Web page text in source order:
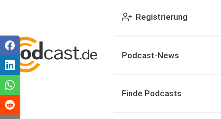
Registrierung
Podcast-News
Finde Podcasts